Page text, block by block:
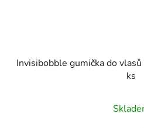
Invisibobble gumička do
ks